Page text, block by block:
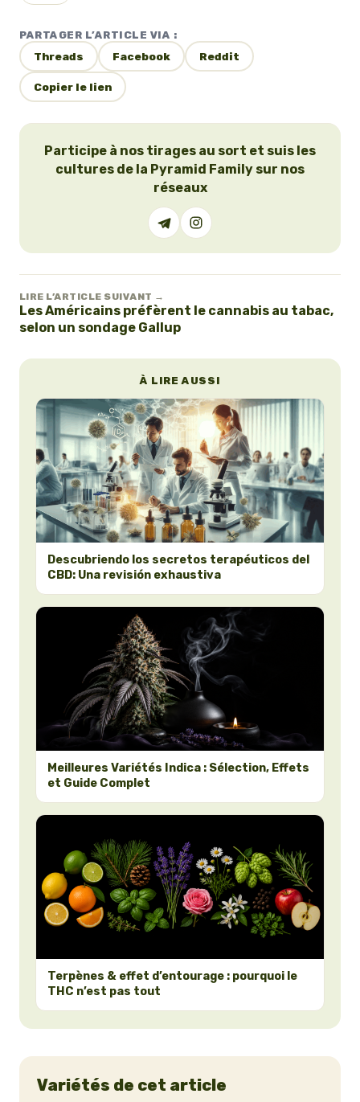
PARTAGER L’ARTICLE VIA :
Threads Facebook Reddit
Copier le lien
Participe à nos tirages au sort et suis les
cultures de la Pyramid Family sur nos
réseaux
LIRE L’ARTICLE SUIVANT →
Les Américains préfèrent le cannabis au tabac,
selon un sondage Gallup
À LIRE AUSSI
Descubriendo los secretos terapéuticos del
CBD: Una revisión exhaustiva
Meilleures Variétés Indica : Sélection, Effets
et Guide Complet
Terpènes & effet d’entourage : pourquoi le
THC n’est pas tout
Variétés de cet article